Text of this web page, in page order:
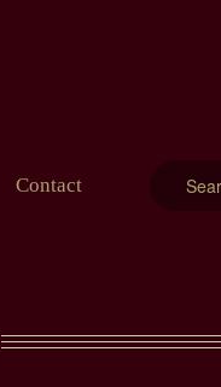
Contact